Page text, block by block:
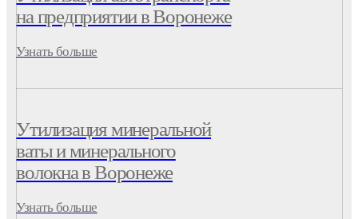
на предприятии в Воронеже
Узнать больше
Утилизация минеральной
ваты и минерального
волокна в Воронеже
Узнать больше